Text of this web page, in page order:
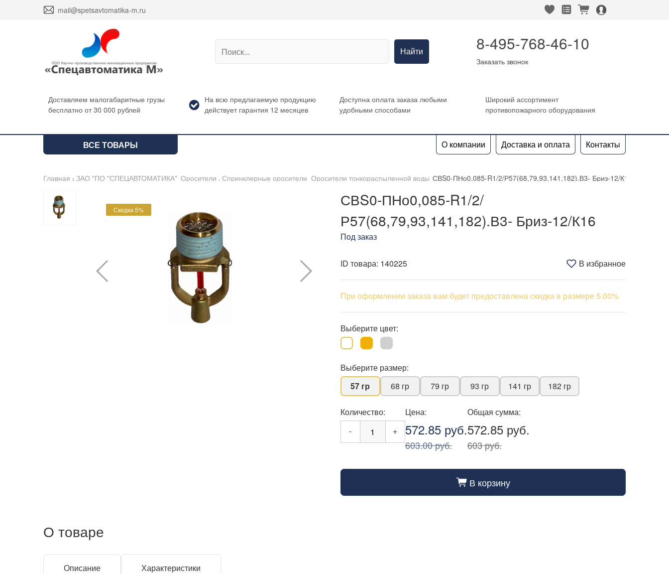
envelope mail@spetsavtomatika-m.ru heart_fill square_favorites_fill cart_fill person_alt_circle_fill
Найти 8-495-768-46-10
Заказать звонок
Доставляем малогабаритные грузы
бесплатно от 30 000 рублей
На всю предлагаемую продукцию
действует гарантия 12 месяцев
Доступна оплата заказа любыми
удобными способами
Широкий ассортимент
противопожарного оборудования
ВСЕ ТОВАРЫ О компании Доставка и оплата Контакты
Главная / ЗАО "ПО "СПЕЦАВТОМАТИКА" /Оросители / Спринклерные оросители /Оросители тонкораспыленной воды /СВS0-ПНо0,085-R1/2/Р57(68,79,93,141,182).В3- Бриз-12/К16
Скидка 5%
СВS0-ПНо0,085-R1/2/
Р57(68,79,93,141,182).В3- Бриз-12/К16
Под заказ
ID товара: 140225 В избранное
При оформлении заказа вам будет предоставлена скидка в размере 5.00%
Выберите цвет:
Выберите размер:
57 гр
68 гр 79 гр 93 гр 141 гр 182 гр
Количество:
-
+
Цена:
572.85 руб.
603.00 руб.
Общая сумма:
572.85 руб.
603 руб.
cart_fill В корзину
О товаре
Описание Характеристики